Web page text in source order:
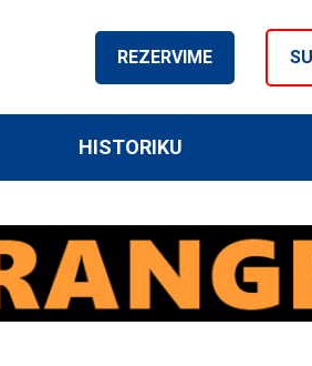
REZERVIME
HISTORIKU